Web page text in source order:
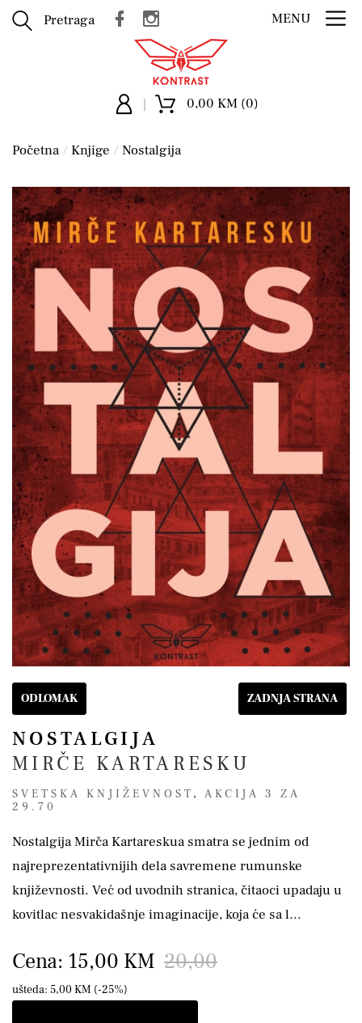
Pretraga MENU
0,00 KM (0)
Početna Knjige Nostalgija
ODLOMAK ZADNJA STRANA
NOSTALGIJA
MIRČE KARTARESKU
SVETSKA KNJIŽEVNOST , AKCIJA 3 ZA
29.70
Nostalgija Mirča Kartareskua smatra se jednim od
najreprezentativnijih dela savremene rumunske
književnosti. Već od uvodnih stranica, čitaoci upadaju u
kovitlac nesvakidašnje imaginacije, koja će sa l...
Cena: 15,00 KM 20,00
ušteda: 5,00 KM (-25%)